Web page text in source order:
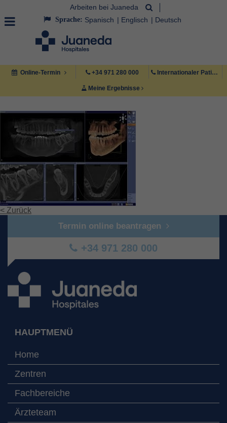
Arbeiten bei Juaneda
Sprache: Spanisch Englisch Deutsch
Online-Termin +34 971 280 000 Internationaler Patient +34 971 222 222
Meine Ergebnisse
< Zurück
Termin online beantragen
+34 971 280 000
HAUPTMENÜ
Home
Zentren
Fachbereiche
Ärzteteam